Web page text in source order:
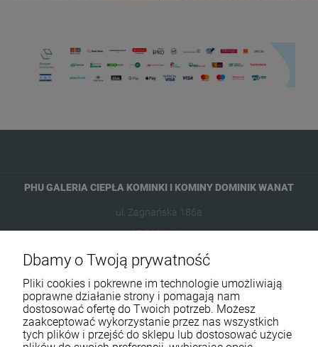
PHU GALERIA CIEPŁA KOMINKI I KOMINY DOMINIK WANAT
ul. Zagnańska 186a
25-563 Kielce
601954074
biuro@ikominki.pl
Pomoc
Dbamy o Twoją prywatność
Pliki cookies i pokrewne im technologie umożliwiają
poprawne działanie strony i pomagają nam
dostosować ofertę do Twoich potrzeb. Możesz
zaakceptować wykorzystanie przez nas wszystkich
tych plików i przejść do sklepu lub dostosować użycie